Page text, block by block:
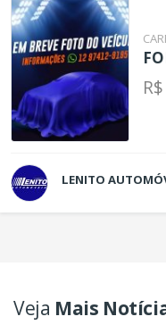
R$
LENITO
Veja Mais